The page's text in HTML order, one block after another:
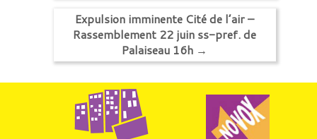
Expulsion imminente Cité de l’air –
Rassemblement 22 juin ss-pref. de
Palaiseau 16h →